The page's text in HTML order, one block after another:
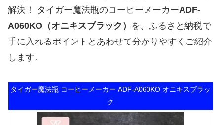
解決！ タイガー魔法瓶のコーヒーメーカーADF-
A060KO（オニキスブラック） を、ふるさと納税で
手に入れるポイントとあわせて分かりやすくご紹介
します。
タイガー魔法瓶 コーヒーメーカー ADF-A060KO オニキスブラッ
ク